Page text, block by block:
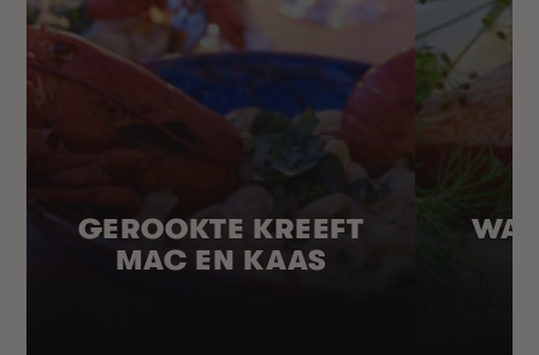
GEROOKTE KREEFT
MAC EN KAAS